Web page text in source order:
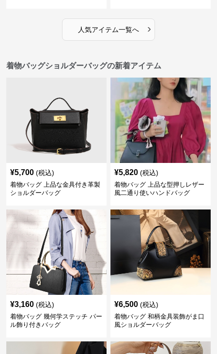
人気アイテム一覧へ ›
着物バッグショルダーバッグの新着アイテム
¥5,700 (税込)
着物バッグ 上品な金具付き革製
ショルダーバッグ
¥5,820 (税込)
着物バッグ 上品な型押しレザー
風二通り使いハンドバッグ
¥3,160 (税込)
着物バッグ 幾何学ステッチ パー
ル飾り付きバッグ
¥6,500 (税込)
着物バッグ 和柄金具装飾がま口
風ショルダーバッグ